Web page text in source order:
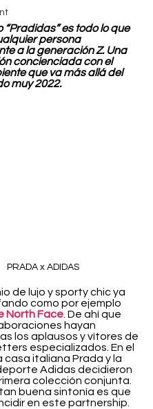
“Pradidas” es todo lo que
persona
a la generación Z. Una
concienciada con el
que va más allá del
muy 2022.
PRADA x ADIDAS
de lujo y sporty chic ya
como por ejemplo
North Face . De ahí que
hayan
los aplausos y vítores de
especializados. En el
casa italiana Prada y la
Adidas decidieron
colección conjunta.
buena sintonía es que
en este partnership.